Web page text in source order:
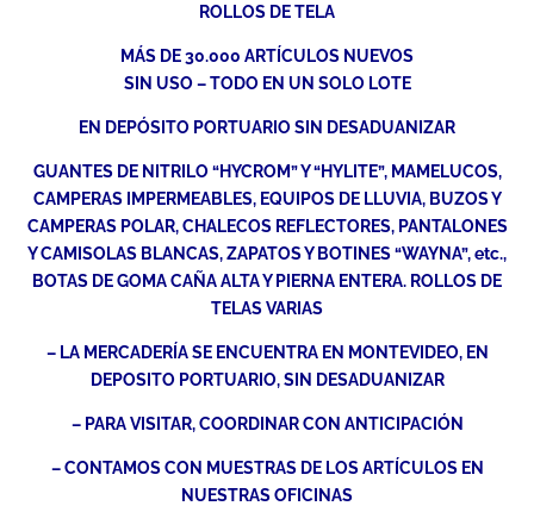
ROLLOS DE TELA
MÁS DE 30.000 ARTÍCULOS NUEVOS
SIN USO – TODO EN UN SOLO LOTE
EN DEPÓSITO PORTUARIO SIN DESADUANIZAR
GUANTES DE NITRILO “HYCROM” Y “HYLITE”, MAMELUCOS,
CAMPERAS IMPERMEABLES, EQUIPOS DE LLUVIA, BUZOS Y
CAMPERAS POLAR, CHALECOS REFLECTORES, PANTALONES
Y CAMISOLAS BLANCAS, ZAPATOS Y BOTINES “WAYNA”, etc.,
BOTAS DE GOMA CAÑA ALTA Y PIERNA ENTERA. ROLLOS DE
TELAS VARIAS
– LA MERCADERÍA SE ENCUENTRA EN MONTEVIDEO, EN
DEPOSITO PORTUARIO, SIN DESADUANIZAR
– PARA VISITAR, COORDINAR CON ANTICIPACIÓN
– CONTAMOS CON MUESTRAS DE LOS ARTÍCULOS EN
NUESTRAS OFICINAS